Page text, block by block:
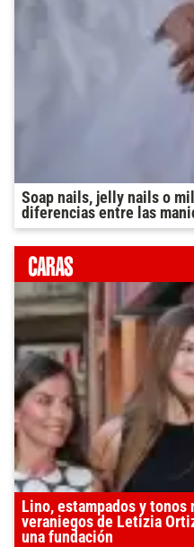
Soap nails, jelly nails o
diferencias entre las
Lino, estampados y
veraniegos de Letizia
una fundación